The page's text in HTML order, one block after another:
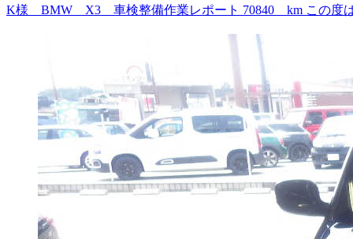
K様 BMW X3 車検整備作業レポート 70840 km この度は